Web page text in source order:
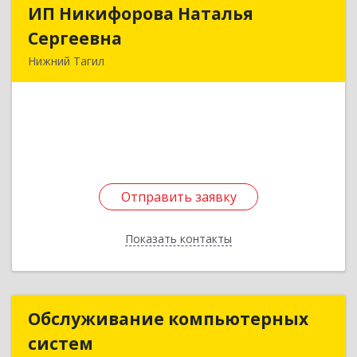
ИП Никифорова Наталья
Сергеевна
Нижний Тагил
Отправить заявку
Показать контакты
ИП Никифорова Наталья
Отправить заявку
Назад
Обслуживание компьютерных
систем
Обслуживание компьютерных